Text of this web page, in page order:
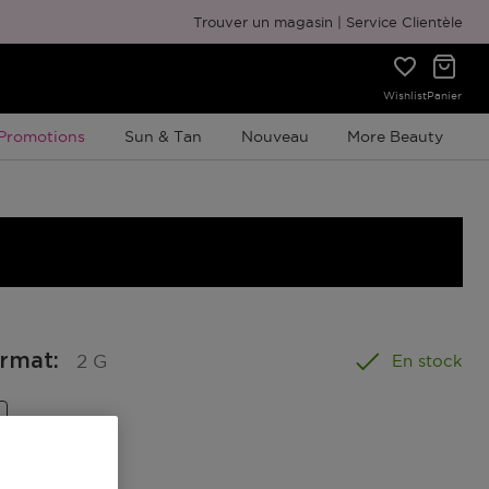
Emballage cadeau gratuit
Trouver un magasin Service Clientèle
WishlistPanier
À Durée Limitée
Sun & Tan Nouveau More Beauty
: 2 G En stock